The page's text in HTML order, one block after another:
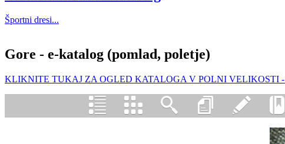
Športni dresi...
Gore - e-katalog (pomlad, poletje)
KLIKNITE TUKAJ ZA OGLED KATALOGA V POLNI VELIKOSTI -